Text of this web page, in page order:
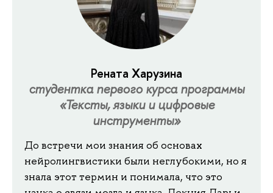
Рената Харузина
студентка первого курса программы
«Тексты, языки и цифровые
инструменты»
До встречи мои знания об основах
нейролингвистики были неглубокими, но я
знала этот термин и понимала, что это